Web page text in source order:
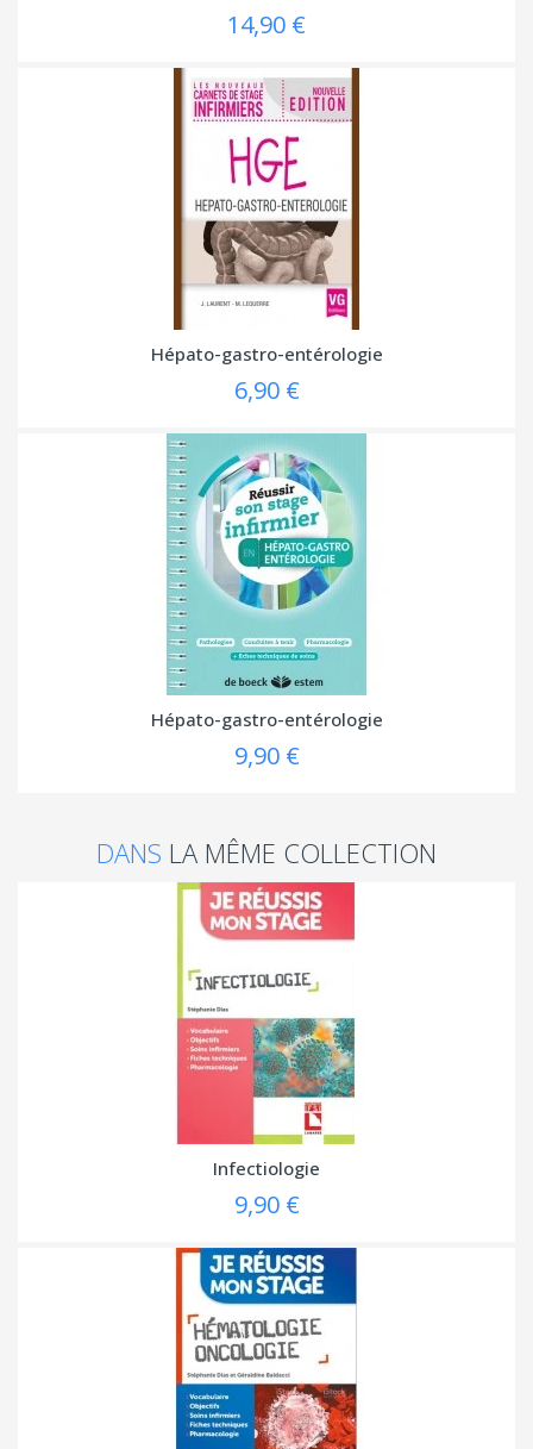
14,90 €
Hépato-gastro-entérologie
6,90 €
Hépato-gastro-entérologie
9,90 €
DANS LA MÊME COLLECTION
Infectiologie
9,90 €